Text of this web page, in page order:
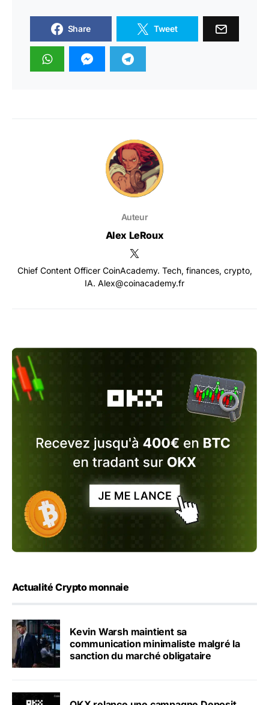
Share Tweet
Auteur
Alex LeRoux
Chief Content Officer CoinAcademy. Tech, finances, crypto,
IA. Alex@coinacademy.fr
Actualité Crypto monnaie
Kevin Warsh maintient sa
communication minimaliste malgré la
sanction du marché obligataire